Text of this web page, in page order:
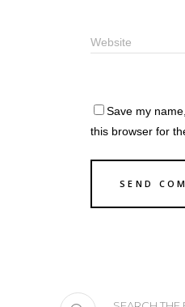
Save my
this browser for
Search